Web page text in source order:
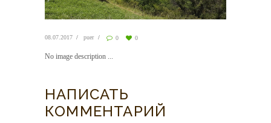
08.07.2017 puer 0 0
No image description ...
НАПИСАТЬ
КОММЕНТАРИЙ